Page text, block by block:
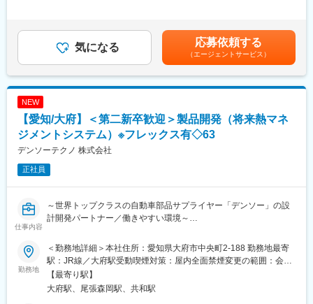
半期に1度「どのような力をつけたいか」を上長と共に目標に向け
て行動計画を決定、実行します。月に1度上長と面談を行い現状確
度合いや日頃の行動評価等に基づいて昇給・昇格が決まるため
■同社について：
創業時より地元優良企業に信頼され、メーカーや日用品の卸売
り、ドラッグストアなどの小売り業など700社以上とのお取引を
変更の範囲：会社の定める業務
conditioning/
■魅力
合した開発経験を積めます。小規模案件も多く、早期から裁量を
持って案件推進ができる点や、教育制度・OJTにより着実に成長
できる環境も魅力です。
評価を主体的に推進し、ユーザー視点での柔軟な発想を活かした
提案まで担っていただきます。将来的にはリーダーとして案件管
す。
■当社の魅力
◇CASEやMaaS関連の最先端技術に触れ、当社がこれまで培って
きた量産設計技術により、「アイデアを具現化する」というモノ
※平均5.6ヶ月（2024年度実績）賃金はあくまでも目安の金額であ
り、選考を通じて上下する可能性があります。月給(月額)は固定手
気になる 応募依頼する
（エージェントサービス）
NEW
【愛知/大府】＜第二新卒歓迎＞製品開発（将来熱マネ
ジメントシステム）※フレックス有◇63
デンソーテクノ 株式会社
正社員
仕事内容
～世界トップクラスの自動車部品サプライヤー「デンソー」の設
計開発パートナー／働きやすい環境～
■業務概要
将来熱マネジメントシステム向けの機能部品の開発・設計。構想
設計（アイデア出しから）、解析ツールを使った詳細設計、実機
での評価・検証までの一連の業務に携わっていただきます。
勤務地
＜勤務地詳細＞本社住所：愛知県大府市中央町2-188 勤務地最寄
駅：JR線／大府駅受動喫煙対策：屋内全面禁煙変更の範囲：会社
の定める事業所（リモートワーク含む）
【最寄り駅】
大府駅、尾張森岡駅、共和駅